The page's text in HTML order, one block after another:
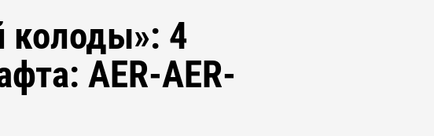
колоды»: 4
AER-AER-